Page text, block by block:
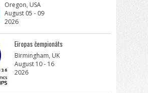
Oregon, USA
August 05 - 09
2026
Eiropas čempionāts
Birmingham, UK
August 10 - 16
2026